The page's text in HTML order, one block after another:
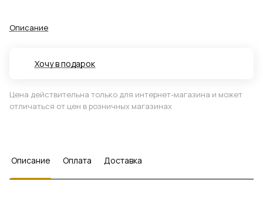
Описание
Хочу в подарок
Цена действительна только для интернет-магазина и может
отличаться от цен в розничных магазинах
Описание Оплата Доставка